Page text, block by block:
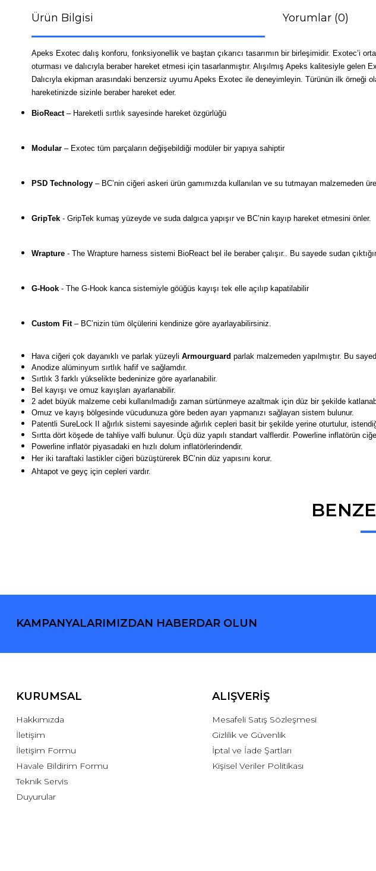
Ürün Bilgisi Yorumlar (0)
Apeks Exotec dalış konforu, fonksiyonellik ve baştan çıkarıcı tasarımın bir birleşimidir. Exotec’i
oturması ve dalıcıyla beraber hareket etmesi için tasarlanmıştır. Alışılmış Apeks kalitesiyle gelen
Dalıcıyla ekipman arasındaki benzersiz uyumu Apeks Exotec ile deneyimleyin. Türünün ilk örneği
hareketinizde sizinle beraber hareket eder.
BioReact– Hareketli sırtlık sayesinde hareket özgürlüğü
Modular– Exotec tüm parçaların değişebildiği modüler bir yapıya sahiptir
PSD Technology– BC’nin ciğeri askeri ürün gamımızda kullanılan ve su tutmayan malzemeden
GripTek- GripTek kumaş yüzeyde ve suda dalgıca yapışır ve BC’nin kayıp hareket etmesini önler.
Wrapture- The Wrapture harness sistemi BioReact bel ile beraber çalışır.. Bu sayede sudan
G-Hook- The G-Hook kanca sistemiyle göüğüs kayışı tek elle açılıp kapatilabilir
Custom Fit– BC’nizin tüm ölçülerini kendinize göre ayarlayabilirsiniz.
Hava ciğeri çok dayanıklı ve parlak yüzeyli Armourguard parlak malzemeden yapılmıştır. Bu
Anodize alüminyum sırtlık hafif ve sağlamdır.
Sırtlık 3 farklı yükselikte bedeninize göre ayarlanabilir.
Bel kayışı ve omuz kayışları ayarlanabilir.
2 adet büyük malzeme cebi kullanılmadığı zaman sürtünmeye azaltmak için düz bir şekilde
Omuz ve kayış bölgesinde vücudunuza göre beden ayarı yapmanızı sağlayan sistem bulunur.
Patentli SureLock II ağırlık sistemi sayesinde ağırlık cepleri basit bir şekilde yerine oturtulur,
Sırtta dört köşede de tahliye valfi bulunur. Üçü düz yapılı standart valflerdir. Powerline inflatörün
Powerline inflatör piyasadaki en hızlı dolum inflatörlerindendir.
Her iki taraftaki lastikler ciğeri büzüştürerek BC’nin düz yapısını korur.
Ahtapot ve geyç için cepleri vardır.
KAMPANYALARIMIZDAN HABERDAR OLUN
KURUMSAL
Hakkımızda
İletişim
İletişim Formu
Havale Bildirim Formu
Teknik Servis
Duyurular
ALIŞVERİŞ
Mesafeli Satış Sözleşmesi
Gizlilik ve Güvenlik
İptal ve İade Şartları
Kişisel Veriler Politikası